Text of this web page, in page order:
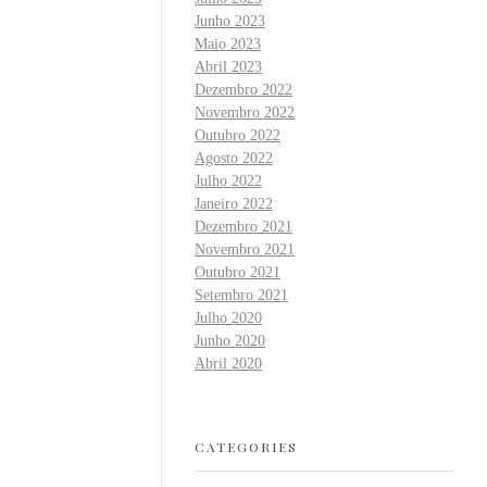
Junho 2023
Maio 2023
Abril 2023
Dezembro 2022
Novembro 2022
Outubro 2022
Agosto 2022
Julho 2022
Janeiro 2022
Dezembro 2021
Novembro 2021
Outubro 2021
Setembro 2021
Julho 2020
Junho 2020
Abril 2020
CATEGORIES